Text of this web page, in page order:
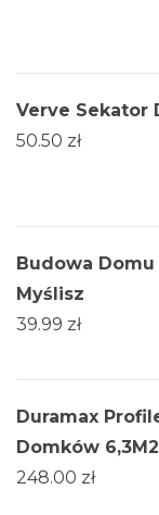
Verve Sekator
50.50 zł
Budowa Domu
Myślisz
39.99 zł
Duramax
Domków
248.00 zł